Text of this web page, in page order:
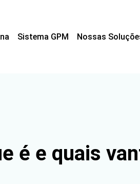
Sistema GPM Nossas
é e quais